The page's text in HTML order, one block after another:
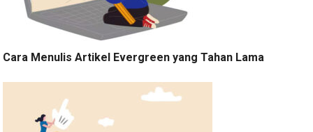
Cara Menulis Artikel Evergreen yang Tahan Lama